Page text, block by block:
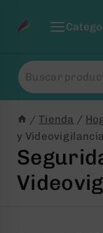
Buscar
por:
/ Tienda /
y Videovigilancia